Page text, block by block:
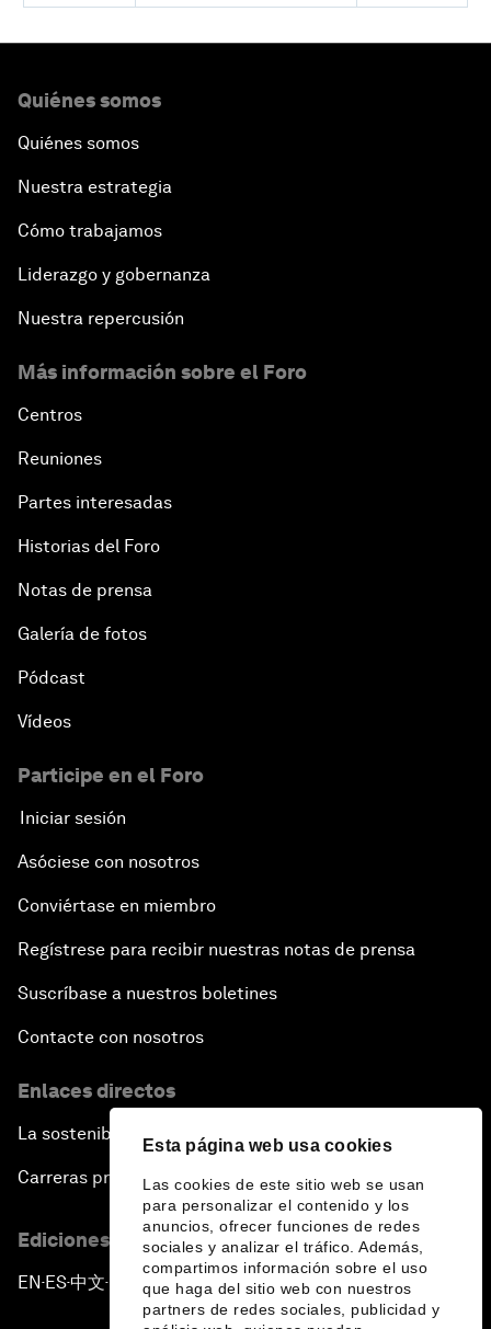
Esta página web usa cookies
Las cookies de este sitio web se usan
para personalizar el contenido y los
anuncios, ofrecer funciones de redes
sociales y analizar el tráfico. Además,
compartimos información sobre el uso
que haga del sitio web con nuestros
partners de redes sociales, publicidad y
Quiénes somos
Quiénes somos
Nuestra estrategia
Cómo trabajamos
Liderazgo y gobernanza
Nuestra repercusión
Más información sobre el Foro
Centros
Reuniones
Partes interesadas
Historias del Foro
Notas de prensa
Galería de fotos
Pódcast
Vídeos
Participe en el Foro
Iniciar sesión
Asóciese con nosotros
Conviértase en miembro
Regístrese para recibir nuestras notas de prensa
Suscríbase a nuestros boletines
Contacte con nosotros
Enlaces directos
La sostenibilidad en el Foro
Carreras profesionales
Ediciones en otros idiomas
EN ▪ES▪中文▪ 日本語